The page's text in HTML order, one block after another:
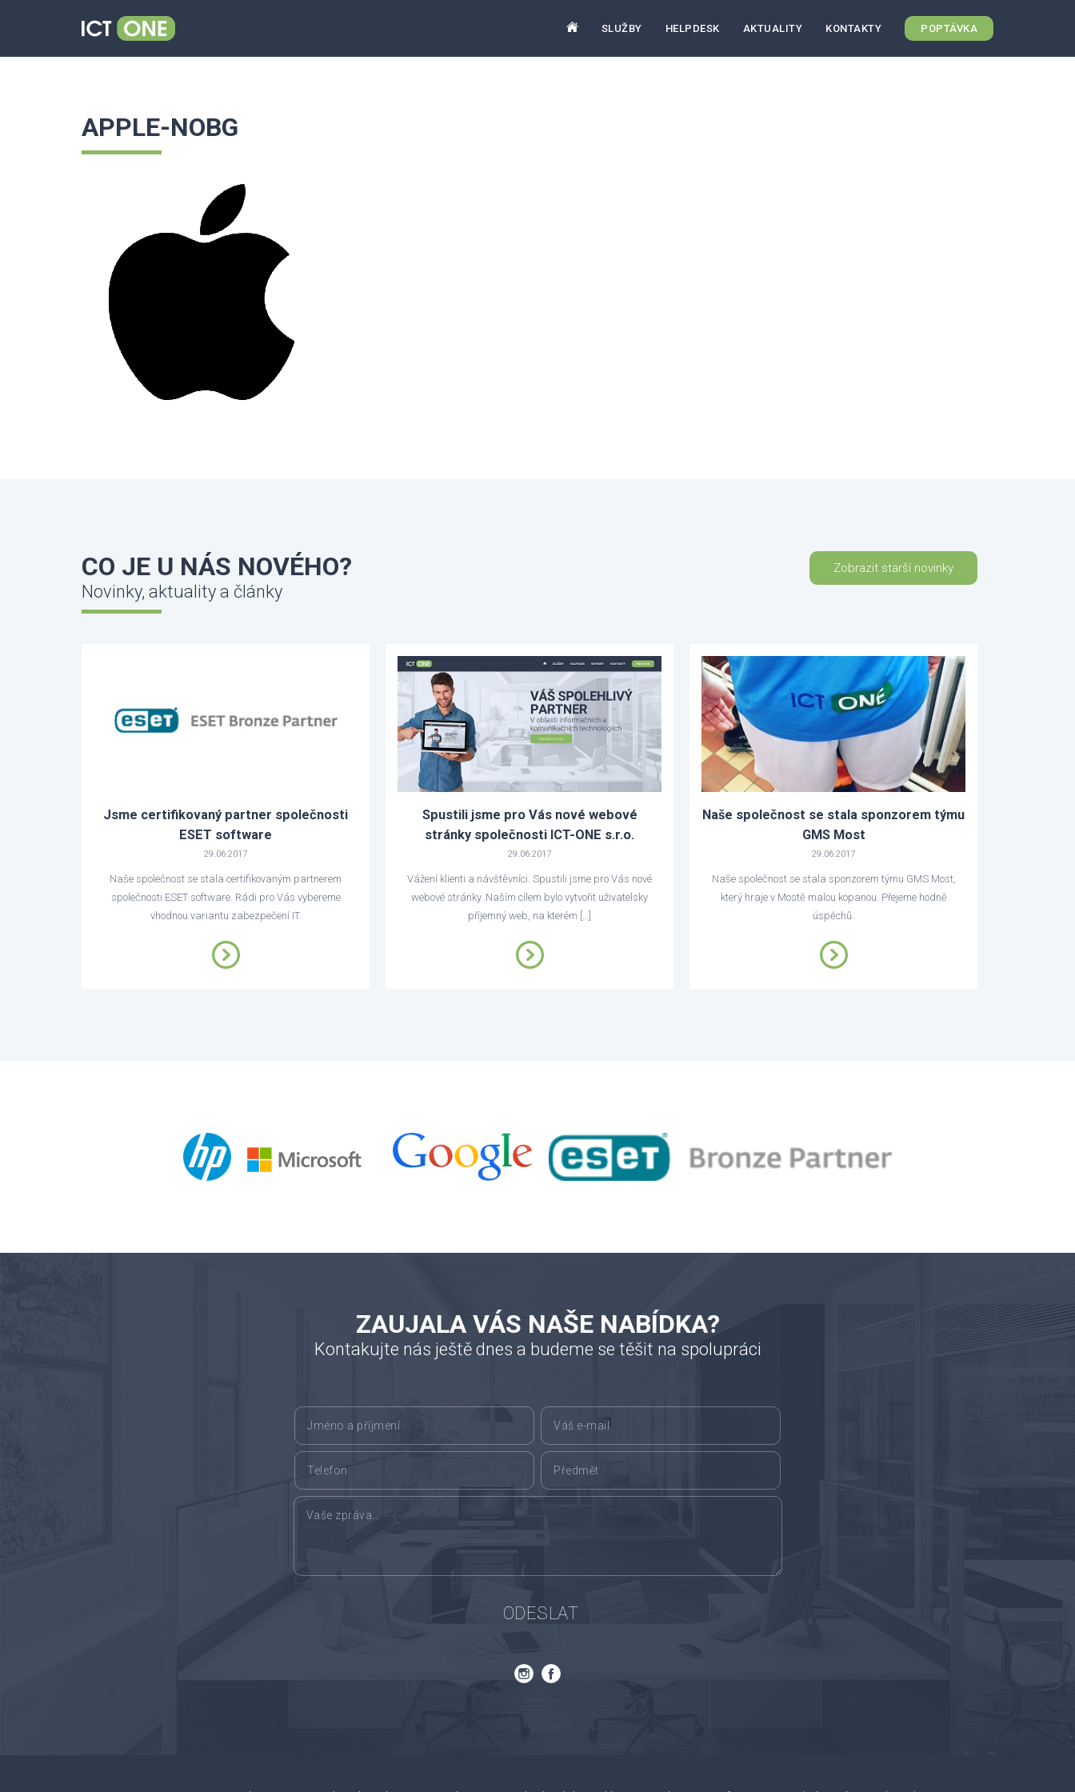
SLUŽBY HELPDESK AKTUALITY KONTAKTY POPTÁVKA
APPLE-NOBG
Zobrazit starší novinky
CO JE U NÁS NOVÉHO?
Novinky, aktuality a články
Jsme certifikovaný partner společnosti
ESET software
29.06.2017
Naše společnost se stala certifikovaným partnerem
společnosti ESET software. Rádi pro Vás vybereme
vhodnou variantu zabezpečení IT.
Spustili jsme pro Vás nové webové
stránky společnosti ICT-ONE s.r.o.
29.06.2017
Vážení klienti a návštěvníci. Spustili jsme pro Vás nové
webové stránky. Naším cílem bylo vytvořit uživatelsky
příjemný web, na kterém […]
Naše společnost se stala sponzorem týmu
GMS Most
29.06.2017
Naše společnost se stala sponzorem týmu GMS Most,
který hraje v Mostě malou kopanou. Přejeme hodně
úspěchů.
ZAUJALA VÁS NAŠE NABÍDKA?
Kontakujte nás ještě dnes a budeme se těšit na spolupráci